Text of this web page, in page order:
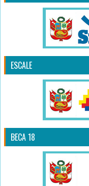
ESCALE
BECA 18